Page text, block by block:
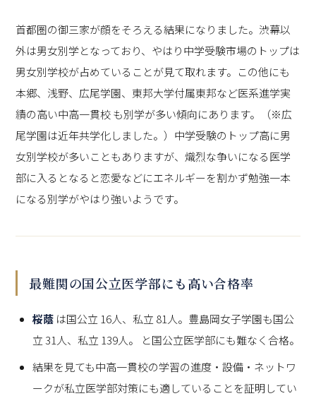
首都圏の御三家が顔をそろえる結果になりました。渋幕以
外は男女別学となっており、やはり中学受験市場のトップは
男女別学校が占めていることが見て取れます。この他にも
本郷、浅野、広尾学園、東邦大学付属東邦など医系進学実
績の高い中高一貫校 も別学が多い傾向にあります。（※広
尾学園は近年共学化しました。）中学受験のトップ高に男
女別学校が多いこともありますが、熾烈な争いになる医学
部に入るとなると恋愛などにエネルギーを割かず勉強一本
になる別学がやはり強いようです。
最難関の国公立医学部にも高い合格率
桜蔭 は国公立 16人、私立 81人。豊島岡女子学園も国公
立 31人、私立 139人。 と国公立医学部にも難なく合格。
結果を見ても中高一貫校の学習の進度・設備・ネットワ
ークが私立医学部対策にも適していることを証明してい